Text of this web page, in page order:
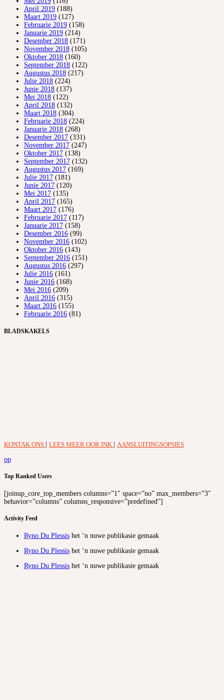
April 2019 (188)
Maart 2019 (127)
Februarie 2019 (158)
Januarie 2019 (214)
Desember 2018 (171)
November 2018 (105)
Oktober 2018 (160)
September 2018 (122)
Augustus 2018 (217)
Julie 2018 (224)
Junie 2018 (137)
Mei 2018 (122)
April 2018 (132)
Maart 2018 (304)
Februarie 2018 (224)
Januarie 2018 (268)
Desember 2017 (331)
November 2017 (247)
Oktober 2017 (138)
September 2017 (132)
Augustus 2017 (169)
Julie 2017 (181)
Junie 2017 (120)
Mei 2017 (135)
April 2017 (165)
Maart 2017 (176)
Februarie 2017 (117)
Januarie 2017 (158)
Desember 2016 (99)
November 2016 (102)
Oktober 2016 (143)
September 2016 (151)
Augustus 2016 (297)
Julie 2016 (161)
Junie 2016 (168)
Mei 2016 (209)
April 2016 (315)
Maart 2016 (155)
Februarie 2016 (81)
BLADSKAKELS
KONTAK ONS LEES MEER OOR INK
AANSLUITINGSOPSIES
op
Top Ranked Users
[joinup_core_top_members columns=”1″ space=”no” max_members=”3″
behavior=”columns” columns_responsive=”predefined”]
Activity Feed
Ryno Du Plessis het ‘n nuwe publikasie gemaak
Ryno Du Plessis het ‘n nuwe publikasie gemaak
Ryno Du Plessis het ‘n nuwe publikasie gemaak